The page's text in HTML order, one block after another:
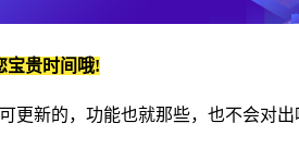
宝贵时间哦!
更新的，功能也就那些，也不会对